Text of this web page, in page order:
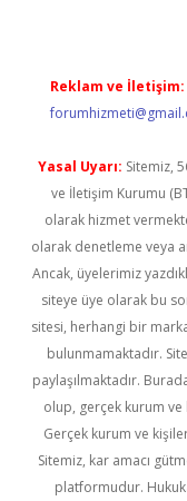
Reklam ve İletişim:
Yasal Uyarı: Sitemiz,
ve İletişim Kurumu
olarak hizmet
olarak denetleme veya
Ancak, üyelerimiz
siteye üye olarak bu
sitesi, herhangi bir
bulunmamaktadır.
paylaşılmaktadır.
olup, gerçek kurum ve
Gerçek kurum ve
Sitemiz, kar amacı
platformudur.